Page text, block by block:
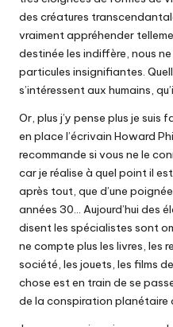
des créatures
vraiment appréhender
destinée les indiffère, nous
particules insignifiantes.
s’intéressent aux humains,
Or, plus j’y pense plus je suis
en place l’écrivain Howard
recommande si vous ne le
car je réalise à quel point il
après tout, que d’une
années 30… Aujourd’hui des
disent les spécialistes sont
ne compte plus les livres, les
société, les jouets, les films
chose est en train de se
de la conspiration planétaire